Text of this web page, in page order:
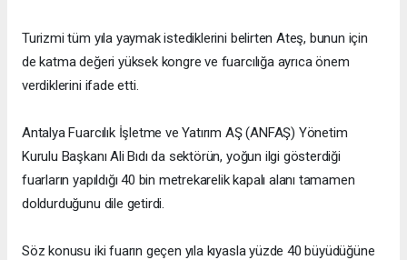
Turizmi tüm yıla yaymak istediklerini belirten Ateş, bunun için
de katma değeri yüksek kongre ve fuarcılığa ayrıca önem
verdiklerini ifade etti.
Antalya Fuarcılık İşletme ve Yatırım AŞ (ANFAŞ) Yönetim
Kurulu Başkanı Ali Bıdı da sektörün, yoğun ilgi gösterdiği
fuarların yapıldığı 40 bin metrekarelik kapalı alanı tamamen
doldurduğunu dile getirdi.
Söz konusu iki fuarın geçen yıla kıyasla yüzde 40 büyüdüğüne